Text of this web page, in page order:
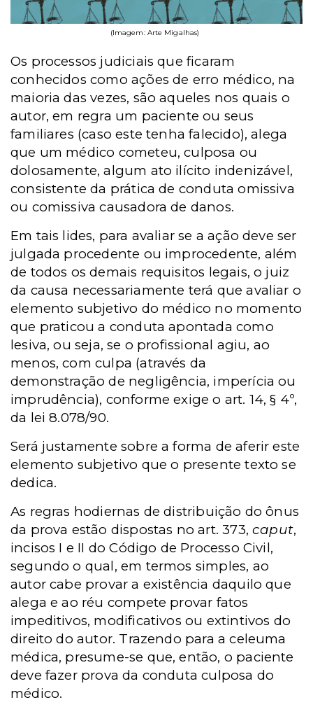
(Imagem: Arte Migalhas)
Os processos judiciais que ficaram
conhecidos como ações de erro médico, na
maioria das vezes, são aqueles nos quais o
autor, em regra um paciente ou seus
familiares (caso este tenha falecido), alega
que um médico cometeu, culposa ou
dolosamente, algum ato ilícito indenizável,
consistente da prática de conduta omissiva
ou comissiva causadora de danos.
Em tais lides, para avaliar se a ação deve ser
julgada procedente ou improcedente, além
de todos os demais requisitos legais, o juiz
da causa necessariamente terá que avaliar o
elemento subjetivo do médico no momento
que praticou a conduta apontada como
lesiva, ou seja, se o profissional agiu, ao
menos, com culpa (através da
demonstração de negligência, imperícia ou
imprudência), conforme exige o art. 14, § 4º,
da lei 8.078/90.
Será justamente sobre a forma de aferir este
elemento subjetivo que o presente texto se
dedica.
As regras hodiernas de distribuição do ônus
da prova estão dispostas no art. 373,caput,
incisos I e II do Código de Processo Civil,
segundo o qual, em termos simples, ao
autor cabe provar a existência daquilo que
alega e ao réu compete provar fatos
impeditivos, modificativos ou extintivos do
direito do autor. Trazendo para a celeuma
médica, presume-se que, então, o paciente
deve fazer prova da conduta culposa do
médico.